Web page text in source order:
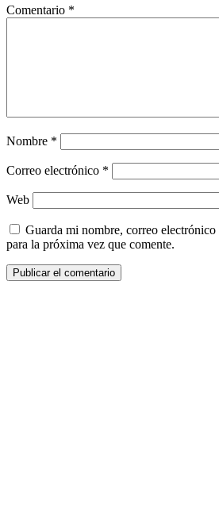
Comentario *
Nombre *
Correo electrónico *
Web
Guarda mi nombre, correo
para la próxima vez que comente.